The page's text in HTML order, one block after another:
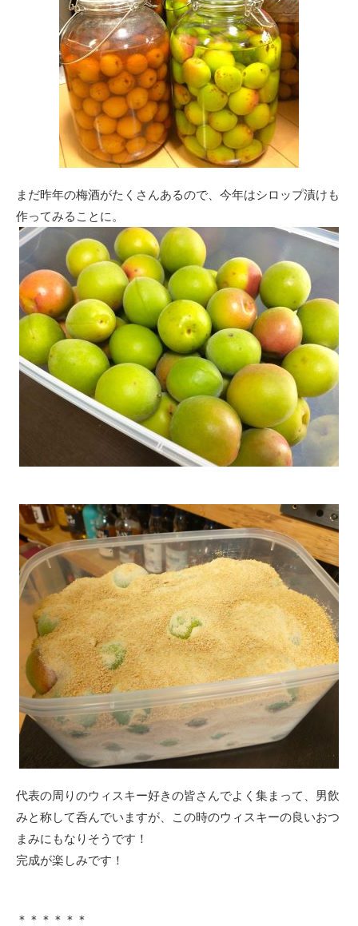
まだ昨年の梅酒がたくさんあるので、今年はシロップ漬けも
作ってみることに。
代表の周りのウィスキー好きの皆さんでよく集まって、男飲
みと称して呑んでいますが、この時のウィスキーの良いおつ
まみにもなりそうです！
完成が楽しみです！
＊＊＊＊＊＊